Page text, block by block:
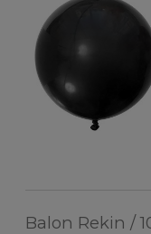
Balon Rekin /